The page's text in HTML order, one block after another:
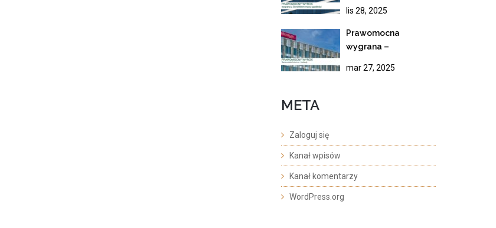
upadłości Getin
Noble Bank
lis 28, 2025
Prawomocna
wygrana –
kredytowej Banku
mar 27, 2025
META
Zaloguj się
Kanał wpisów
Kanał komentarzy
WordPress.org